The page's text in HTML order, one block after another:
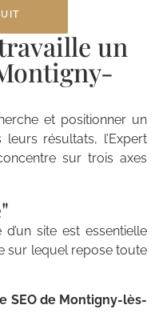
un
et positionner un
résultats, l’Expert
sur trois axes
site est essentielle
sur lequel repose toute
SEO de Montigny-lès-